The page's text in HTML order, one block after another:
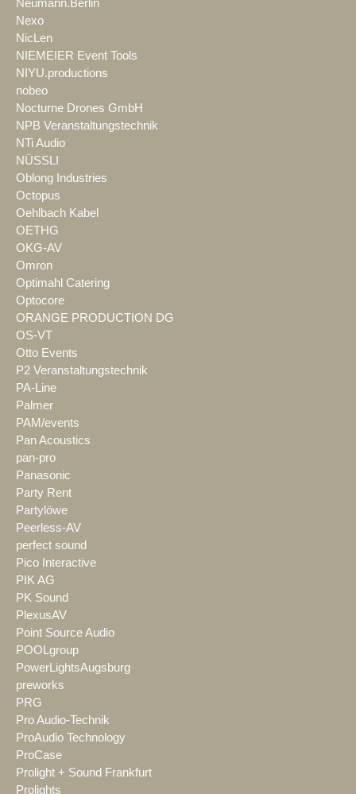
Neumann.Berlin
Nexo
NicLen
NIEMEIER Event Tools
NIYU.productions
nobeo
Nocturne Drones GmbH
NPB Veranstaltungstechnik
NTi Audio
NÜSSLI
Oblong Industries
Octopus
Oehlbach Kabel
OETHG
OKG-AV
Omron
Optimahl Catering
Optocore
ORANGE PRODUCTION DG
OS-VT
Otto Events
P2 Veranstaltungstechnik
PA-Line
Palmer
PAM/events
Pan Acoustics
pan-pro
Panasonic
Party Rent
Partylöwe
Peerless-AV
perfect sound
Pico Interactive
PIK AG
PK Sound
PlexusAV
Point Source Audio
POOLgroup
PowerLightsAugsburg
preworks
PRG
Pro Audio-Technik
ProAudio Technology
ProCase
Prolight + Sound Frankfurt
Prolights